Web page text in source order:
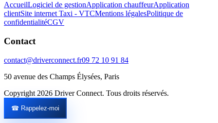
AccueilLogiciel de gestionApplication chauffeurApplication
clientSite internet Taxi - VTCMentions légalesPolitique de
confidentialitéCGV
Contact
contact@driverconnect.fr09 72 10 91 84
50 avenue des Champs Élysées, Paris
Copyright 2026 Driver Connect. Tous droits réservés.
☎ Rappelez-moi